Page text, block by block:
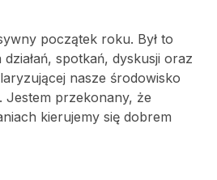
początek roku. Był to
spotkań, dyskusji oraz
nasze środowisko
Jestem przekonany, że
kierujemy się dobrem